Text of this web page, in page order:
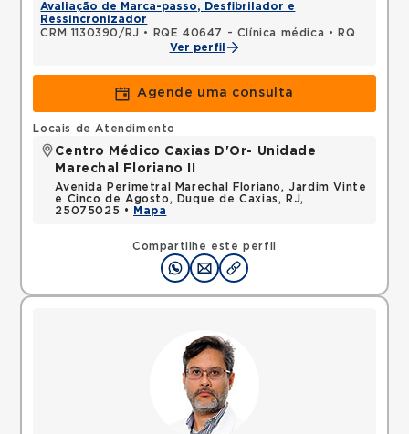
Avaliação de Marca-passo, Desfibrilador e
Ressincronizador
CRM 1130390/RJ • RQE 40647 - Clínica médica •
RQE 45999 - Cardiologia
Ver perfil
Agende uma consulta
Compartilhe este perfil
Locais de Atendimento
Centro Médico Caxias D'Or- Unidade
Marechal Floriano II
Avenida Perimetral Marechal Floriano, Jardim Vinte
e Cinco de Agosto, Duque de Caxias, RJ,
25075025 •
Mapa